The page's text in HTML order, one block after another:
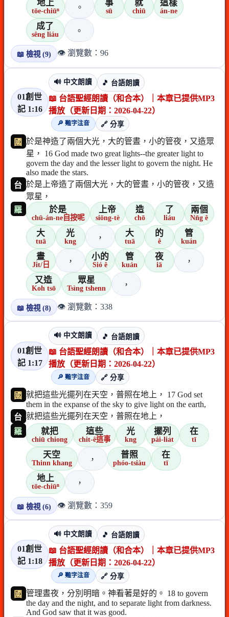
地上
tōe-chiūⁿ 。 事
sū
就
chiū
這樣
án-ne
成了
sêng liáu 。
📖 檢視 (9) 👁️ 瀏覽數：96
01創世
記 1:16
🔊 中文朗讀 🎵 台語朗讀
📖 台語聖經朗讀（和合本）｜本章已提供MP3
播放（更新日期：2026-04-22）
🔎 難字注音
🔗 分享
國 於是神造了兩個大光，大的管晝，小的管夜，又造眾
星， 16 God made two great lights--the greater light to
govern the day and the lesser light to govern the night. He
also made the stars.
台 於是上帝造了兩個大光，大的管晝，小的管夜，又造
眾星，
羅
於是
chū-án-ne自按呢
上帝
siōng-tè
造
chō
了
liáu
兩個
Nn̄g ê
大
tuā
光
kng ， 大
tuā
的
ê
管
kuán
晝
Ji̍t/日 ， 小的
Sió ê
管
kuán
夜
iā ，
又造
Koh tsō
眾星
Tsìng tshenn ，
📖 檢視 (8) 👁️ 瀏覽數：338
01創世
記 1:17
🔊 中文朗讀 🎵 台語朗讀
📖 台語聖經朗讀（和合本）｜本章已提供MP3
播放（更新日期：2026-04-22）
🔎 難字注音
🔗 分享
國 就把這些光擺列在天空，普照在地上， 17 God set
them in the expanse of the sky to give light on the earth,
台 就把這些光擺列在天空，普照在地上，
羅
就把
chiū chiong
這些
chit-ê這事
光
kng
擺列
pái-lia̍t
在
tī
天空
Thinn khang ， 普照
phóo-tsiàu
在
tī
地上
tōe-chiūⁿ ，
📖 檢視 (6) 👁️ 瀏覽數：359
01創世
記 1:18
🔊 中文朗讀 🎵 台語朗讀
📖 台語聖經朗讀（和合本）｜本章已提供MP3
播放（更新日期：2026-04-22）
🔎 難字注音
🔗 分享
國 管理晝夜，分別明暗。神看著是好的。 18 to govern
the day and the night, and to separate light from darkness.
And God saw that it was good.